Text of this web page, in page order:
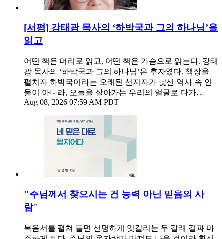
[서평] 강태광 목사의 ‘하박국과 그의 하나님’을
읽고
어떤 책은 머리로 읽고, 어떤 책은 가슴으로 읽는다. 강태
광 목사의 ‘하박국과 그의 하나님’은 후자였다. 책장을
펼치자 하박국이라는 오래된 선지자가 낯선 역사 속 인
물이 아니라, 오늘을 살아가는 우리의 얼굴로 다가…
Aug 08, 2026 07:59 AM PDT
"주님께서 찾으시는 건 능력 아닌 믿음의 사
람"
복음서를 펼쳐 들면 선명하게 엇갈리는 두 갈래 길과 마